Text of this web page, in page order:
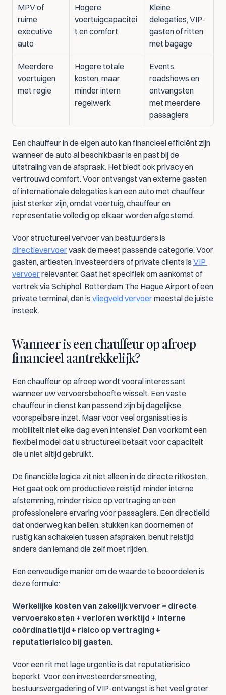
MPV of
ruime
executive
auto
Hogere
voertuigcapacitei
t en comfort
Kleine
delegaties, VIP-
gasten of ritten
met bagage
Meerdere
voertuigen
met regie
Hogere totale
kosten, maar
minder intern
regelwerk
Events,
roadshows en
ontvangsten
met meerdere
passagiers
Een chauffeur in de eigen auto kan financieel efficiënt zijn
wanneer de auto al beschikbaar is en past bij de
uitstraling van de afspraak. Het biedt ook privacy en
vertrouwd comfort. Voor ontvangst van externe gasten
of internationale delegaties kan een auto met chauffeur
juist sterker zijn, omdat voertuig, chauffeur en
representatie volledig op elkaar worden afgestemd.
directievervoer vaak de meest passende categorie. Voor
gasten, artiesten, investeerders of private clients is VIP
vervoer relevanter. Gaat het specifiek om aankomst of
vertrek via Schiphol, Rotterdam The Hague Airport of een
private terminal, dan is vliegveld vervoer meestal de juiste
insteek.
Wanneer is een chauffeur op afroep
financieel aantrekkelijk?
Een chauffeur op afroep wordt vooral interessant
wanneer uw vervoersbehoefte wisselt. Een vaste
chauffeur in dienst kan passend zijn bij dagelijkse,
voorspelbare inzet. Maar voor veel organisaties is
mobiliteit niet elke dag even intensief. Dan voorkomt een
flexibel model dat u structureel betaalt voor capaciteit
die u niet altijd gebruikt.
De financiële logica zit niet alleen in de directe ritkosten.
Het gaat ook om productieve reistijd, minder interne
afstemming, minder risico op vertraging en een
professionelere ervaring voor passagiers. Een directielid
dat onderweg kan bellen, stukken kan doornemen of
rustig kan schakelen tussen afspraken, benut reistijd
anders dan iemand die zelf moet rijden.
Een eenvoudige manier om de waarde te beoordelen is
deze formule:
Werkelijke kosten van zakelijk vervoer = directe
vervoerskosten + verloren werktijd + interne
coördinatietijd + risico op vertraging +
reputatierisico bij gasten.
Voor een rit met lage urgentie is dat reputatierisico
beperkt. Voor een investeerdersmeeting,
bestuursvergadering of VIP-ontvangst is het veel groter.